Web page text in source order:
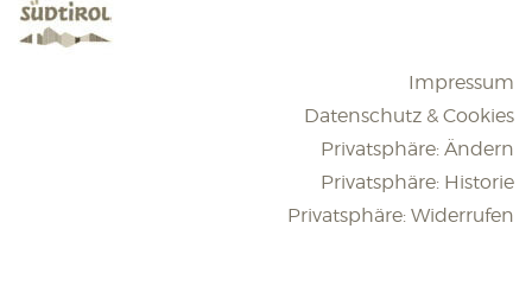
Impressum
Datenschutz & Cookies
Privatsphäre: Ändern
Privatsphäre: Historie
Privatsphäre: Widerrufen